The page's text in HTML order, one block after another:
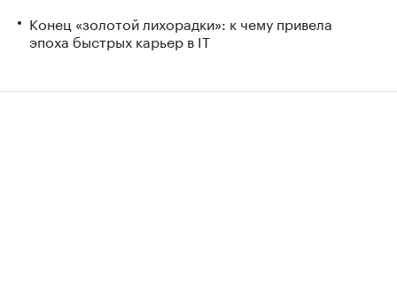
Конец «золотой лихорадки»: к чему привела
эпоха быстрых карьер в IT